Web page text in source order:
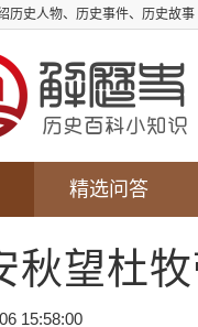
历史人物、历史事件、历史故事
精选问答
秋望杜
15:58:00